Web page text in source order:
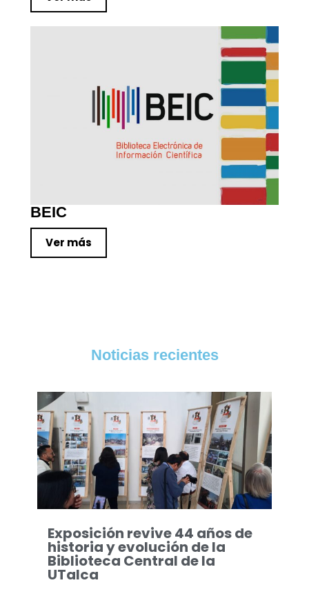
BEIC
Ver más
Noticias recientes
Exposición revive 44 años de
historia y evolución de la
Biblioteca Central de la
UTalca